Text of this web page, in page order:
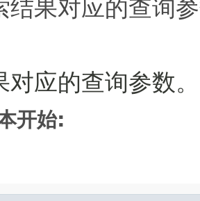
结果对应的查询
应的查询参数。
开始: